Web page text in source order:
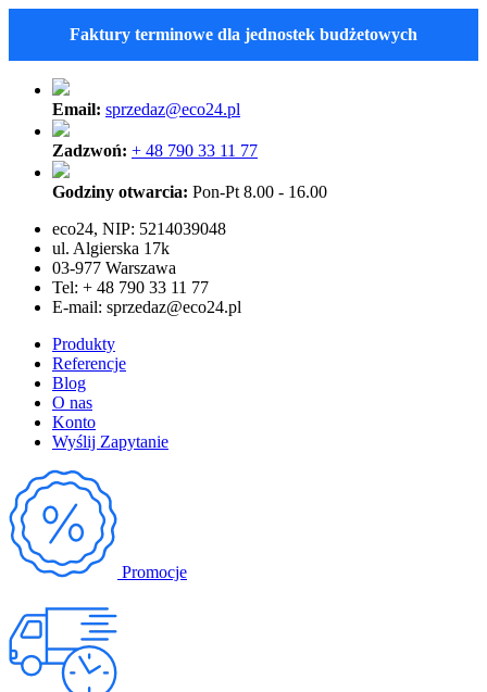
Faktury terminowe dla jednostek budżetowych
Email: sprzedaz@eco24.pl
Zadzwoń: + 48 790 33 11 77
Godziny otwarcia: Pon-Pt 8.00 - 16.00
eco24, NIP: 5214039048
ul. Algierska 17k
03-977 Warszawa
Tel: + 48 790 33 11 77
E-mail: sprzedaz@eco24.pl
Produkty
Referencje
Blog
O nas
Konto
Wyślij Zapytanie
Promocje